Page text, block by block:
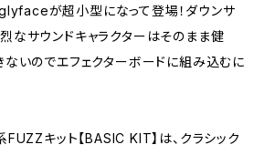
が超小型になって登場！ダウンサ
なサウンドキャラクターはそのまま健
ないのでエフェクターボードに組み込むに
キット【BASIC KIT】は、クラシック